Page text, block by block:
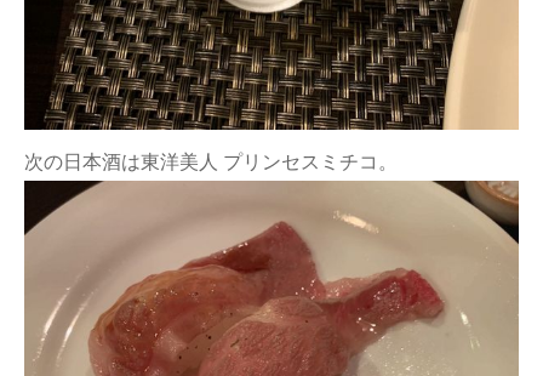
次の日本酒は東洋美人 プリンセスミチコ。